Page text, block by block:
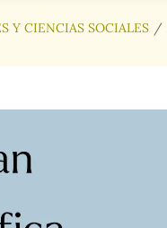
Y CIENCIAS SOCIALES